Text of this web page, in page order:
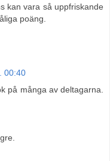
kan vara så uppfriskande
poäng.
00:40
på många av deltagarna.